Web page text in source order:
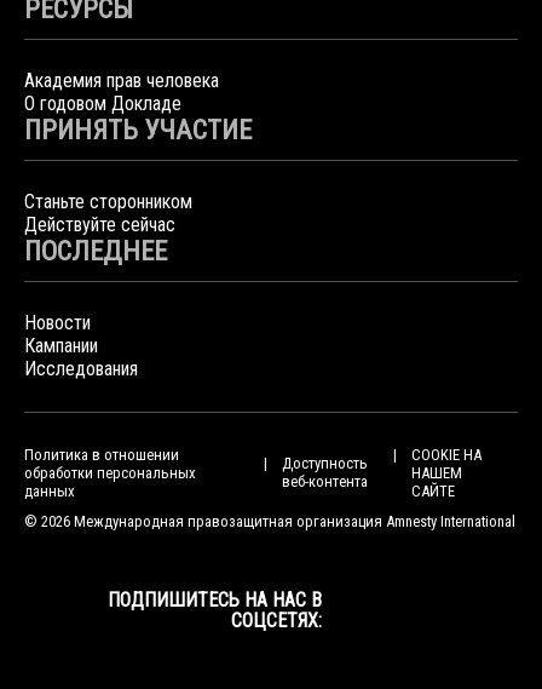
РЕСУРСЫ
Академия прав человека
О годовом Докладе
ПРИНЯТЬ УЧАСТИЕ
Станьте сторонником
Действуйте сейчас
ПОСЛЕДНЕЕ
Новости
Кампании
Исследования
Политика в отношении
обработки персональных
данных
Доступность
веб-контента
COOKIE НА
НАШЕМ
САЙТЕ
© 2026 Международная правозащитная организация Amnesty International
ПОДПИШИТЕСЬ НА НАС В
СОЦСЕТЯХ: